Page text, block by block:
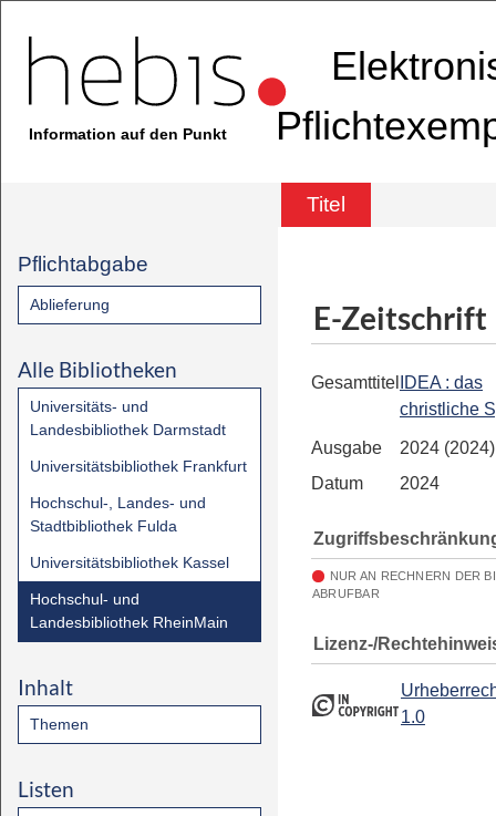
Information auf den Punkt
Titel
Pflichtabgabe
Ablieferung
Alle Bibliotheken
Universitäts- und
Landesbibliothek Darmstadt
Universitätsbibliothek Frankfurt
Hochschul-, Landes- und
Stadtbibliothek Fulda
Universitätsbibliothek Kassel
Hochschul- und
Landesbibliothek RheinMain
Inhalt
Themen
Listen
E-Zeitschrift
Gesamttitel IDEA : das
christliche
Ausgabe
2024
Datum
2024
NUR AN RECHNERN DER
ABRUFBAR
Lizenz-/
1.0